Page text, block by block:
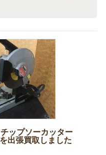
ップソーカッター
出張買取しました